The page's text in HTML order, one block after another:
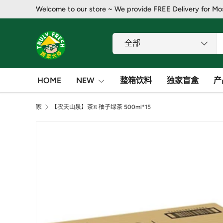
跳至内容
Welcome to our store ~ We provide FREE Delivery for
搜索
产品类别
全部
HOME NEW 整箱饮料 独家盲盒
家 【农夫山泉】茶π 柚子绿茶 500ml*15